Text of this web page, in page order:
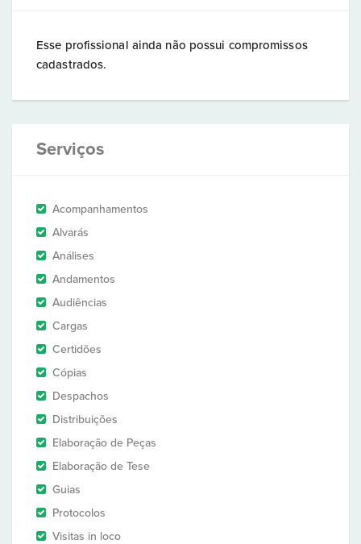
Esse profissional ainda não possui compromissos
cadastrados.
Serviços
Acompanhamentos
Alvarás
Análises
Andamentos
Audiências
Cargas
Certidões
Cópias
Despachos
Distribuições
Elaboração de Peças
Elaboração de Tese
Guias
Protocolos
Visitas in loco